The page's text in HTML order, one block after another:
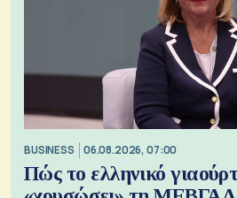
BUSINESS 06.08.2026, 07:00
Πώς το ελληνικό